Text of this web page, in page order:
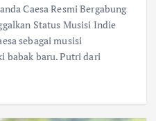
Caesa Resmi Bergabung
Status Musisi Indie
sebagai musisi
babak baru. Putri dari